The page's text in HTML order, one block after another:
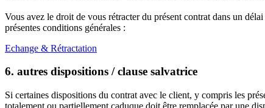
Vous avez le droit de vous rétracter du présent contrat dans un
présentes conditions générales :
Echange & Rétractation
6. autres dispositions / clause salvatrice
Si certaines dispositions du contrat avec le client, y compris les
totalement ou partiellement caduque doit être remplacée par une